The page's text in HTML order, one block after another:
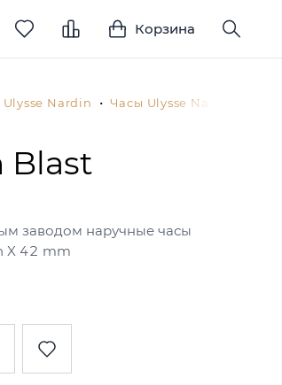
Корзина
Nardin Часы Ulysse Nardin Blast
Blast
заводом наручные часы
X 42 mm